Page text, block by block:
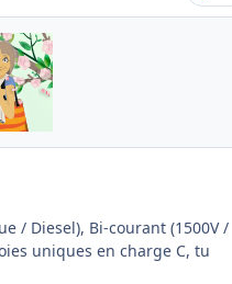
/ Diesel), Bi-courant (1500V /
uniques en charge C, tu